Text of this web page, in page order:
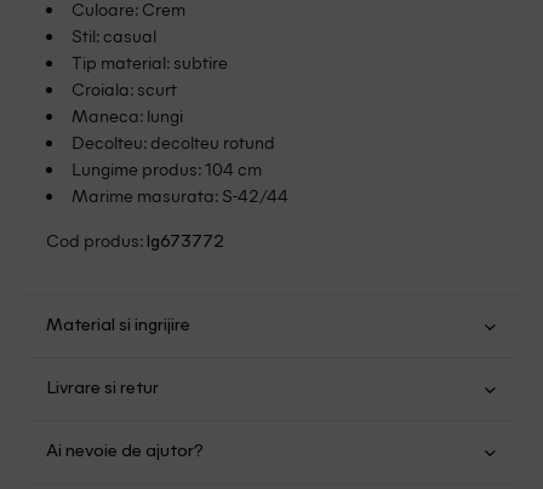
Culoare: Crem
Stil: casual
Tip material: subtire
Croiala: scurt
Maneca: lungi
Decolteu: decolteu rotund
Lungime produs: 104 cm
Marime masurata: S-42/44
Cod produs: lg673772
Material si ingrijire
Nu folositi inalbitor
Nu uscati in uscator
Livrare si retur
mare de 149.00 lei.
Ai nevoie de ajutor?